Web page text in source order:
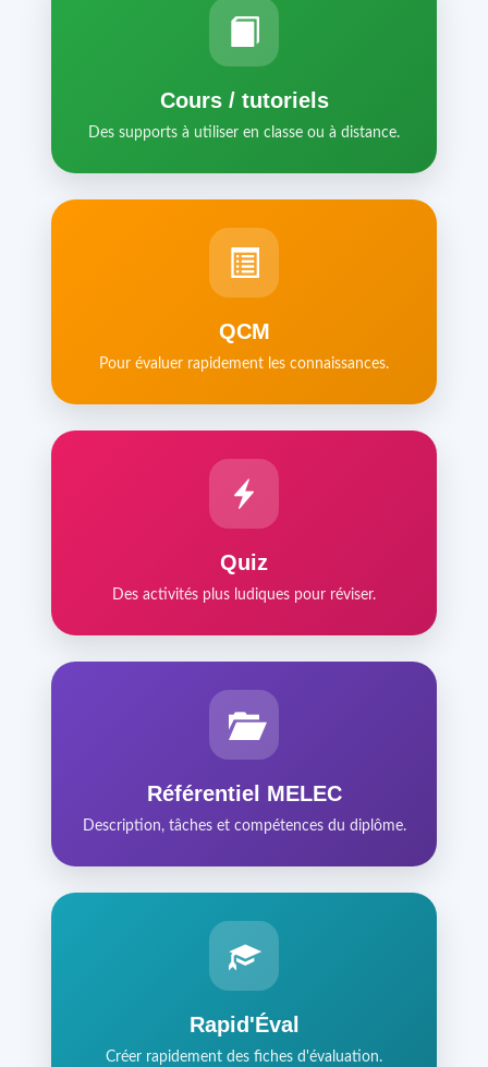
Cours / tutoriels
Des supports à utiliser en classe ou à distance.
QCM
Pour évaluer rapidement les connaissances.
Quiz
Des activités plus ludiques pour réviser.
Référentiel MELEC
Description, tâches et compétences du diplôme.
Rapid'Éval
Créer rapidement des fiches d'évaluation.